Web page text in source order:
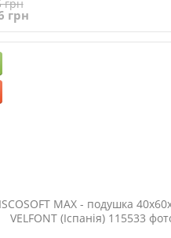
грн
грн